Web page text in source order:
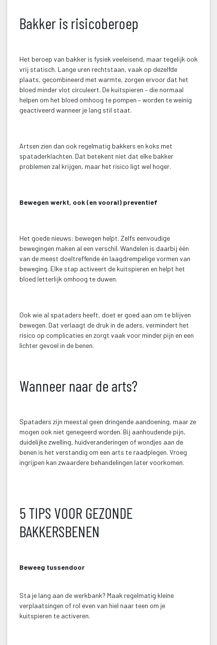
Bakker is risicoberoep
Het beroep van bakker is fysiek veeleisend, maar tegelijk ook
vrij statisch. Lange uren rechtstaan, vaak op dezelfde
plaats, gecombineerd met warmte, zorgen ervoor dat het
bloed minder vlot circuleert. De kuitspieren – die normaal
helpen om het bloed omhoog te pompen – worden te weinig
geactiveerd wanneer je lang stil staat.
Artsen zien dan ook regelmatig bakkers en koks met
pataderklachten. Dat betekent niet dat elke bakker
problemen zal krijgen, maar het risico ligt wel hoger.
Bewegen werkt, ook (en vooral) preventief
Het goede nieuws: bewegen helpt. Zelfs eenvoudige
bewegingen maken al een verschil. Wandelen is daarbij één
van de meest doeltreffende én laagdrempelige vormen van
beweging. Elke stap activeert de kuitspieren en helpt het
bloed letterlijk omhoog te duwen.
Ook wie al spataders heeft, doet er goed aan om te blijven
bewegen. Dat verlaagt de druk in de aders, vermindert het
risico op complicaties en zorgt vaak voor minder pijn en een
lichter gevoel in de benen.
Wanneer naar de arts?
Spataders zijn meestal geen dringende aandoening, maar ze
mogen ook niet genegeerd worden. Bij aanhoudende pijn,
duidelijke zwelling, huidveranderingen of wondjes aan de
benen is het verstandig om een arts te raadplegen. Vroeg
ingrijpen kan zwaardere behandelingen later voorkomen.
5 TIPS VOOR GEZONDE
BAKKERSBENEN
Beweeg tussendoor
Sta je lang aan de werkbank? Maak regelmatig kleine
verplaatsingen of rol even van hiel naar teen om je
kuitspieren te activeren.